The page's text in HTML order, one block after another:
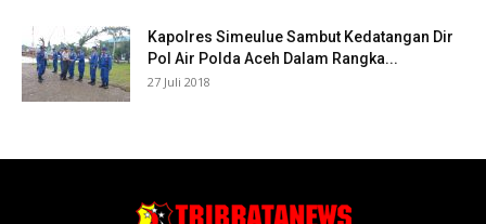
Kapolres Simeulue Sambut Kedatangan Dir
Pol Air Polda Aceh Dalam Rangka...
27 Juli 2018